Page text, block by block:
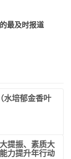
最及时报道
水培郁金香叶
提振、素质大
力提升年行动